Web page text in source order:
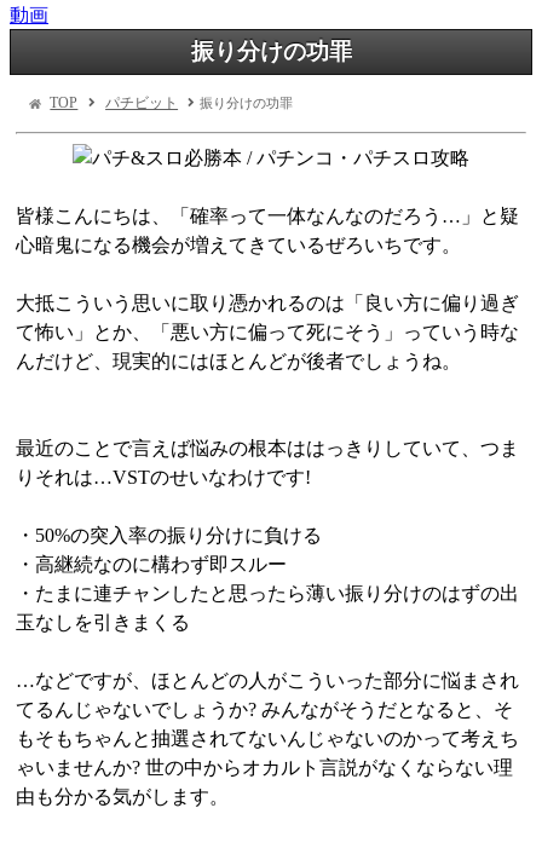
動画
振り分けの功罪
TOP パチビット 振り分けの功罪
皆様こんにちは、「確率って一体なんなのだろう…」と疑
心暗鬼になる機会が増えてきているぜろいちです。
大抵こういう思いに取り憑かれるのは「良い方に偏り過ぎ
て怖い」とか、「悪い方に偏って死にそう」っていう時な
んだけど、現実的にはほとんどが後者でしょうね。
最近のことで言えば悩みの根本ははっきりしていて、つま
りそれは…VSTのせいなわけです!
・50%の突入率の振り分けに負ける
・高継続なのに構わず即スルー
・たまに連チャンしたと思ったら薄い振り分けのはずの出
玉なしを引きまくる
…などですが、ほとんどの人がこういった部分に悩まされ
てるんじゃないでしょうか? みんながそうだとなると、そ
もそもちゃんと抽選されてないんじゃないのかって考えち
ゃいませんか? 世の中からオカルト言説がなくならない理
由も分かる気がします。